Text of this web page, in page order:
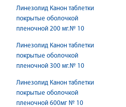
Линезолид Канон таблетки
покрытые оболочкой
пленочной 200 мг.№ 10
Линезолид Канон таблетки
покрытые оболочкой
пленочной 300 мг.№ 10
Линезолид Канон таблетки
покрытые оболочкой
пленочной 600мг № 10